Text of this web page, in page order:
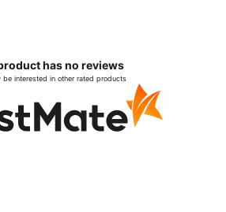
has no reviews
be interested in other rated products